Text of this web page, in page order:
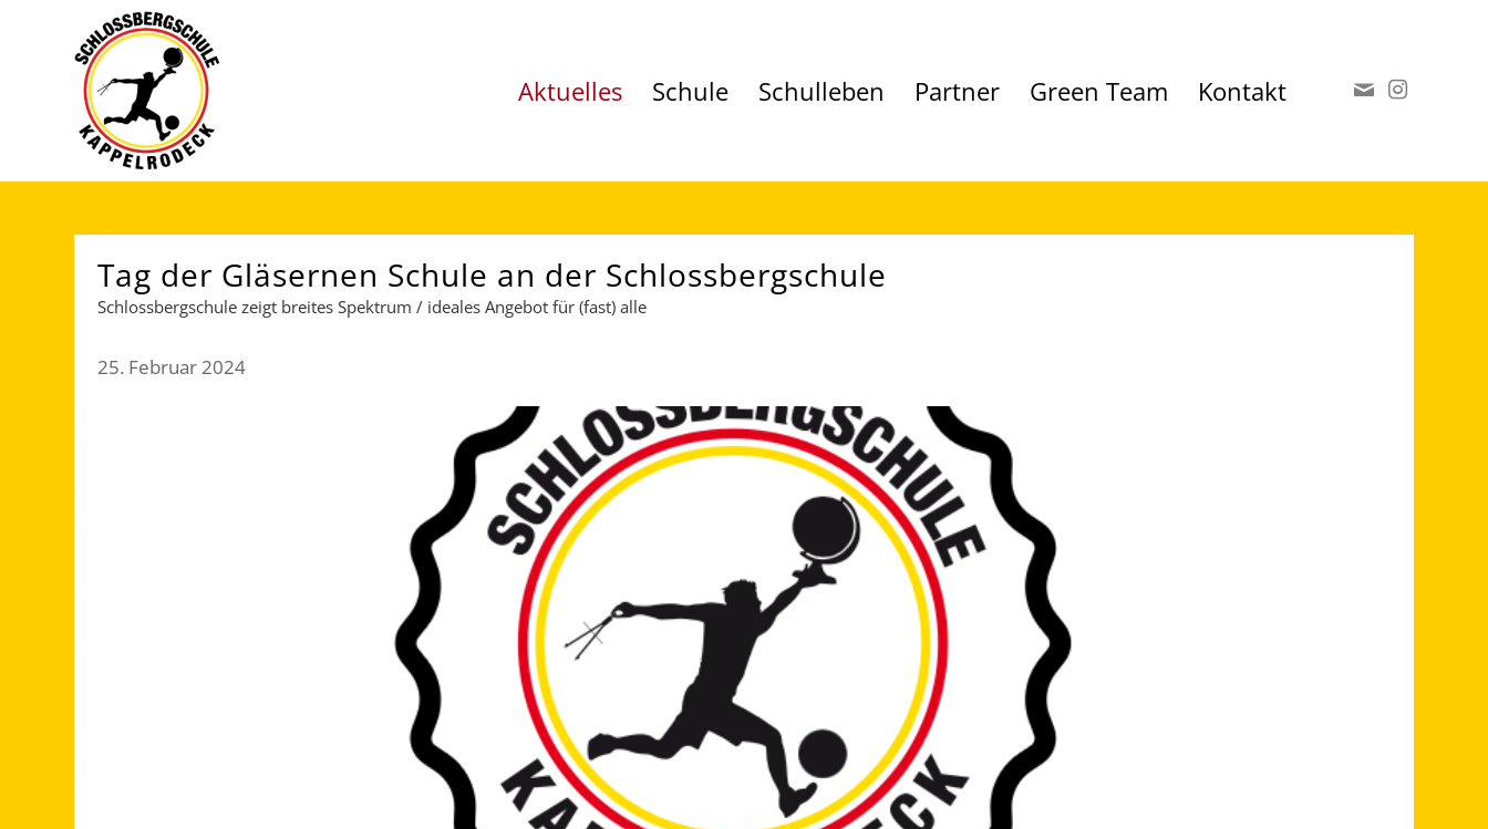
Aktuelles Schule Schulleben Partner Green Team Kontakt
Tag der Gläsernen Schule an der Schlossbergschule
Schlossbergschule zeigt breites Spektrum / ideales Angebot für (fast) alle
25. Februar 2024